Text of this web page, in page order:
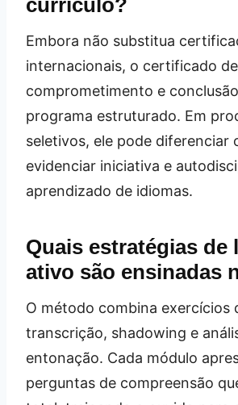
Embora não substitua
internacionais, o certificado
comprometimento e
programa estruturado. Em
seletivos, ele pode diferenciar
evidenciar iniciativa e
aprendizado de idiomas.
Quais estratégias de
ativo são ensinadas
O método combina exercícios
transcrição, shadowing e
entonação. Cada módulo
perguntas de compreensão